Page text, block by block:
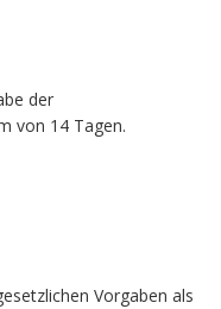
der
von 14 Tagen.
Vorgaben als